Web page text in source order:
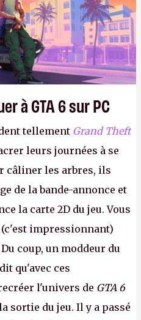
à GTA 6 sur PC
tellement Grand Theft
leurs journées à se
câliner les arbres, ils
de la bande-annonce et
la carte 2D du jeu. Vous
impressionnant)
Du coup, un moddeur du
qu'avec ces
l'univers de GTA 6
sortie du jeu. Il y a passé